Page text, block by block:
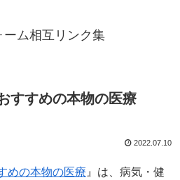
ーム相互リンク集
すすめの本物の医療
2022.07.10
めの本物の医療 』は、病気・健